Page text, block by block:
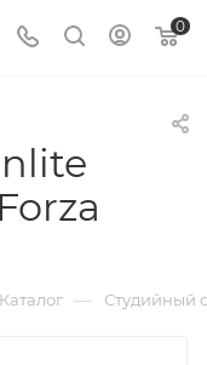
0
Каталог — Студийный